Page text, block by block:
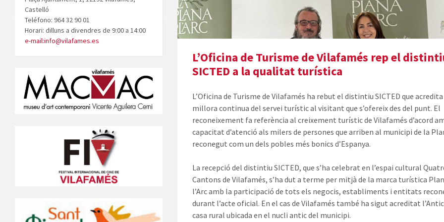
L’Oficina de Turisme de Vilafamés rep el
SICTED a la qualitat turística
L’Oficina de Turisme de Vilafamés ha rebut el distintiu SICTED que
millora continua del servei turístic al visitant que s’ofereix des del punt. El
reconeixement fa referència al creixement turístic de Vilafamés d’acord
capacitat d’atenció als milers de persones que arriben al municipi de la
reconegut com un dels pobles més bonics d’Espanya.
La recepció del distintiu SICTED, que s’ha celebrat en l’espai cultural
Cantons de Vilafamés, s’ha dut a terme per mitjà de la marca turística
l’Arc amb la participació de tots els negocis, establiments i entitats
durant l’acte oficial. En el cas de Vilafamés també ha sigut acreditat
casa rural ubicada en el nucli antic del municipi.
Castelló
Teléfono: 964 32 90 01
Horari: dilluns a divendres de 9:00 a 14:00
e-mail:info@vilafames.es